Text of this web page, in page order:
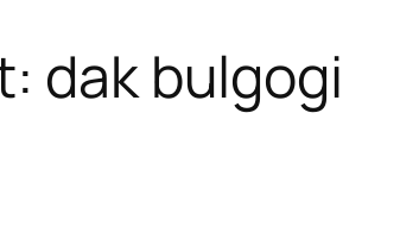
dak bulgogi